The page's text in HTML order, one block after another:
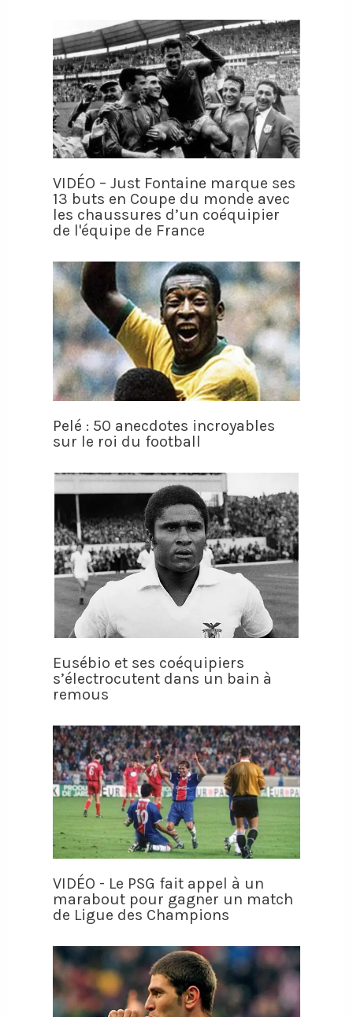
VIDÉO – Just Fontaine marque ses
13 buts en Coupe du monde avec
les chaussures d’un coéquipier
de l'équipe de France
Pelé : 50 anecdotes incroyables
sur le roi du football
Eusébio et ses coéquipiers
s’électrocutent dans un bain à
remous
VIDÉO - Le PSG fait appel à un
marabout pour gagner un match
de Ligue des Champions